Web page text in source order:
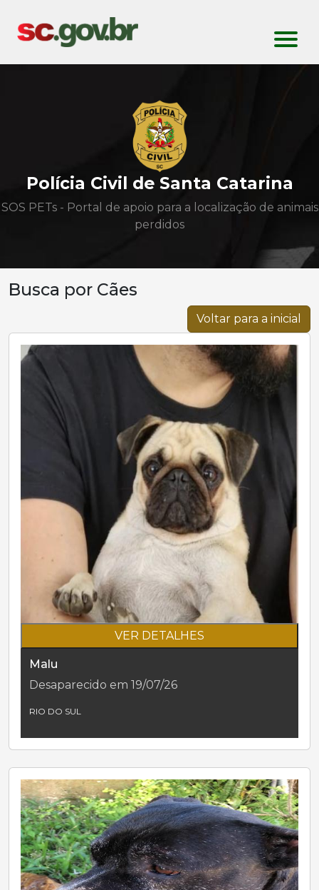
Polícia Civil de Santa Catarina
SOS PETs - Portal de apoio para a localização de animais
perdidos
Busca por Cães
Voltar para a inicial
VER DETALHES
Malu
Desaparecido em 19/07/26
RIO DO SUL